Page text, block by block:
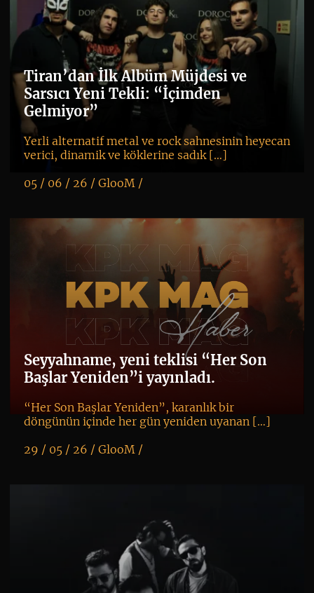
Tiran’dan İlk Albüm Müjdesi ve
Sarsıcı Yeni Tekli: “İçimden
Gelmiyor”
Yerli alternatif metal ve rock sahnesinin heyecan
verici, dinamik ve köklerine sadık […]
05 / 06 / 26 / GlooM/
Seyyahname, yeni teklisi “Her Son
Başlar Yeniden”i yayınladı.
“Her Son Başlar Yeniden”, karanlık bir
döngünün içinde her gün yeniden uyanan […]
29 / 05 / 26 / GlooM/